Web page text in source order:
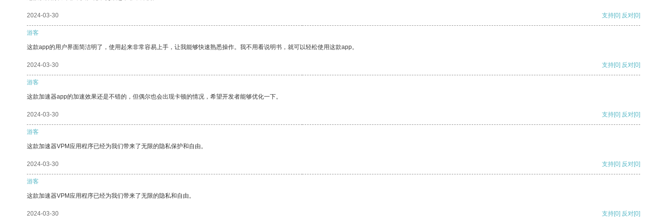
2024-03-30 支持[0] 反对[0]
游客
这款app的用户界面简洁明了，使用起来非常容易上手，让我能够快速熟悉操作。我不用看说明书，就可以轻松使用这款app。
2024-03-30 支持[0] 反对[0]
游客
这款加速器app的加速效果还是不错的，但偶尔也会出现卡顿的情况，希望开发者能够优化一下。
2024-03-30 支持[0] 反对[0]
游客
这款加速器VPM应用程序已经为我们带来了无限的隐私保护和自由。
2024-03-30 支持[0] 反对[0]
游客
这款加速器VPM应用程序已经为我们带来了无限的隐私和自由。
2024-03-30 支持[0] 反对[0]